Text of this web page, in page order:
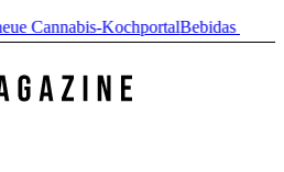
KochportalBebidas de